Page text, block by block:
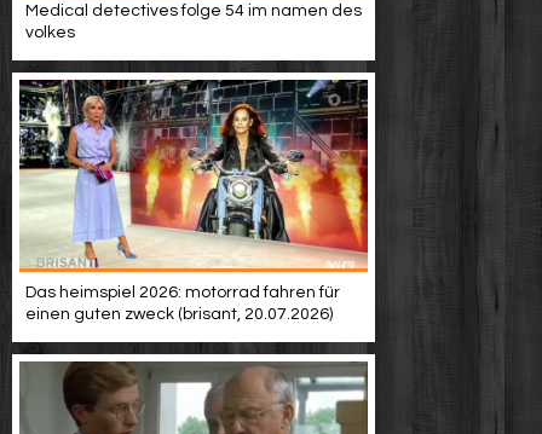
Medical detectives folge 54 im namen des
volkes
Das heimspiel 2026: motorrad fahren für
einen guten zweck (brisant, 20.07.2026)